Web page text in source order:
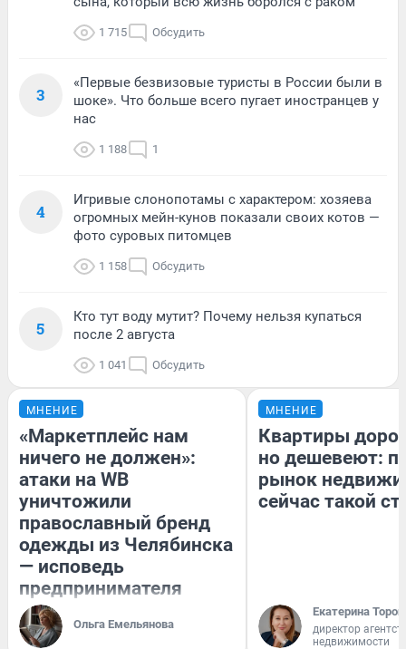
1 715 Обсудить
3
«Первые безвизовые туристы в России были в
шоке». Что больше всего пугает иностранцев у
нас
1 188 1
4
Игривые слонопотамы с характером: хозяева
огромных мейн-кунов показали своих котов —
фото суровых питомцев
1 158 Обсудить
5
Кто тут воду мутит? Почему нельзя купаться
после 2 августа
1 041 Обсудить
МНЕНИЕ
«Маркетплейс нам
ничего не должен»:
атаки на WB
уничтожили
православный бренд
одежды из Челябинска
— исповедь
предпринимателя
Ольга Емельянова
МНЕНИЕ
Квартиры
но дешевеют:
рынок
сейчас такой
Екатерина
директор
недвижимости